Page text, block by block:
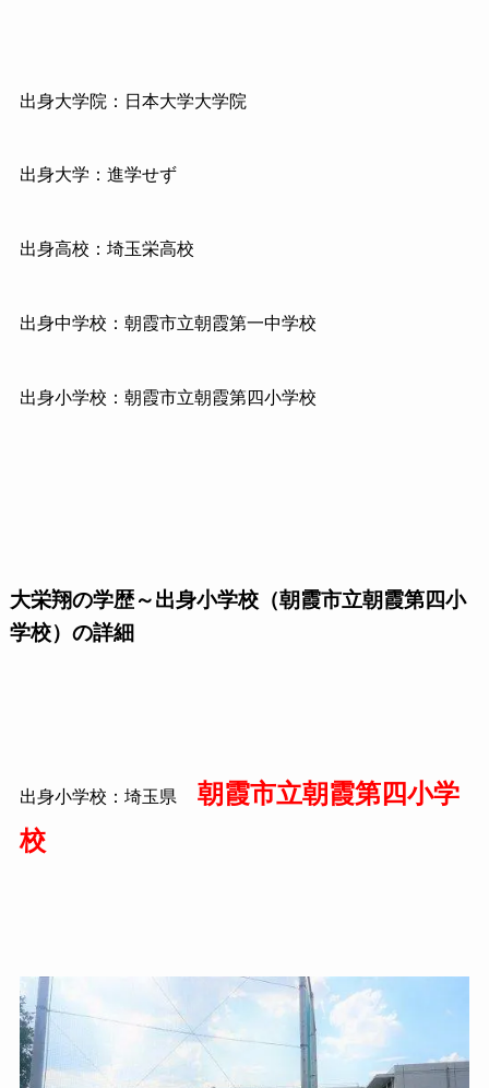
出身大学院：日本大学大学院
出身大学：進学せず
出身高校：埼玉栄高校
出身中学校：朝霞市立朝霞第一中学校
出身小学校：朝霞市立朝霞第四小学校
大栄翔の学歴～出身小学校（朝霞市立朝霞第四小
学校）の詳細
出身小学校：埼玉県
朝霞市立朝霞第四小学
校